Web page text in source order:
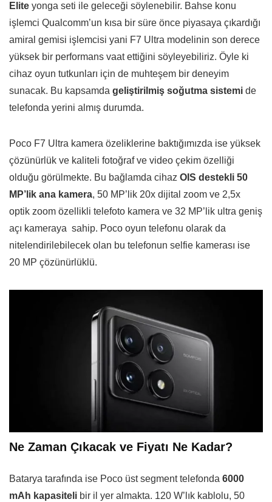
Elite yonga seti ile geleceği söylenebilir. Bahse konu
işlemci Qualcomm’un kısa bir süre önce piyasaya çıkardığı
amiral gemisi işlemcisi yani F7 Ultra modelinin son derece
yüksek bir performans vaat ettiğini söyleyebiliriz. Öyle ki
cihaz oyun tutkunları için de muhteşem bir deneyim
sunacak. Bu kapsamda geliştirilmiş soğutma sistemi de
telefonda yerini almış durumda.
Poco F7 Ultra kamera özeliklerine baktığımızda ise yüksek
çözünürlük ve kaliteli fotoğraf ve video çekim özelliği
olduğu görülmekte. Bu bağlamda cihaz OIS destekli 50
MP’lik ana kamera, 50 MP’lik 20x dijital zoom ve 2,5x
optik zoom özellikli telefoto kamera ve 32 MP’lik ultra geniş
açı kameraya sahip. Poco oyun telefonu olarak da
nitelendirilebilecek olan bu telefonun selfie kamerası ise
20 MP çözünürlüklü.
Ne Zaman Çıkacak ve Fiyatı Ne Kadar?
Batarya tarafında ise Poco üst segment telefonda 6000
mAh kapasiteli bir il yer almakta. 120 W’lık kablolu, 50